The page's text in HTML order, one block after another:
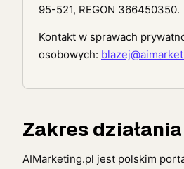
95-521, REGON 366450350.
Kontakt w sprawach
osobowych:
Zakres
AIMarketing.pl jest polskim